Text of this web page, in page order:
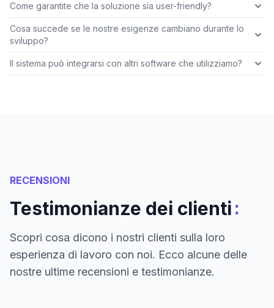
Come garantite che la soluzione sia user-friendly?
Cosa succede se le nostre esigenze cambiano durante lo
sviluppo?
Il sistema può integrarsi con altri software che utilizziamo?
RECENSIONI
Testimonianze dei clienti:
Scopri cosa dicono i nostri clienti sulla loro
esperienza di lavoro con noi. Ecco alcune delle
nostre ultime recensioni e testimonianze.